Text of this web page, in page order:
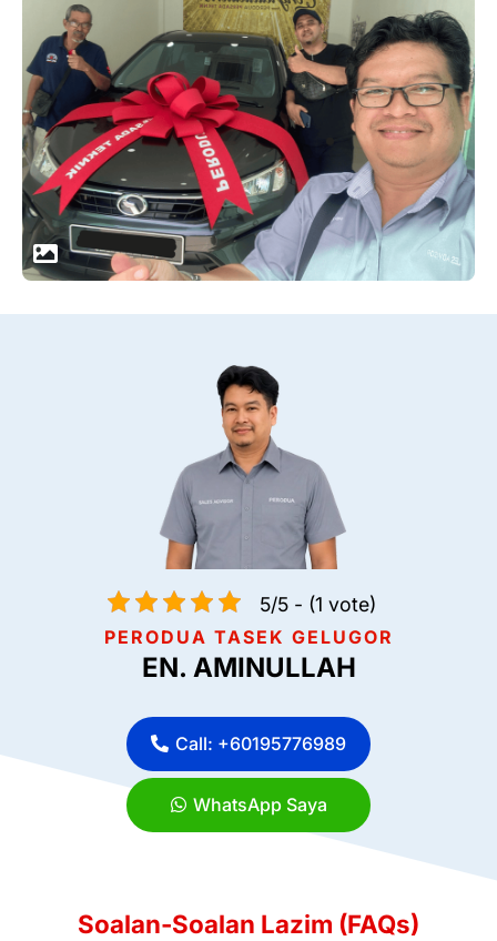
5/5 - (1 vote)
PERODUA TASEK GELUGOR
EN. AMINULLAH
Call: +60195776989
WhatsApp Saya
Soalan-Soalan Lazim (FAQs)